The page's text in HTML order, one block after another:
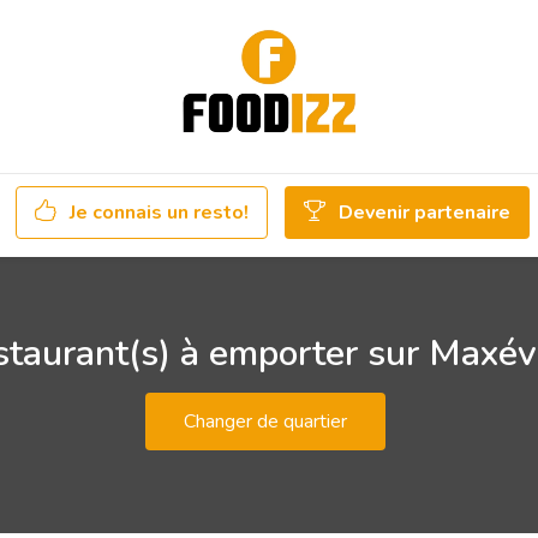
Je connais un resto! Devenir partenaire
à emporter sur
Changer de quartier